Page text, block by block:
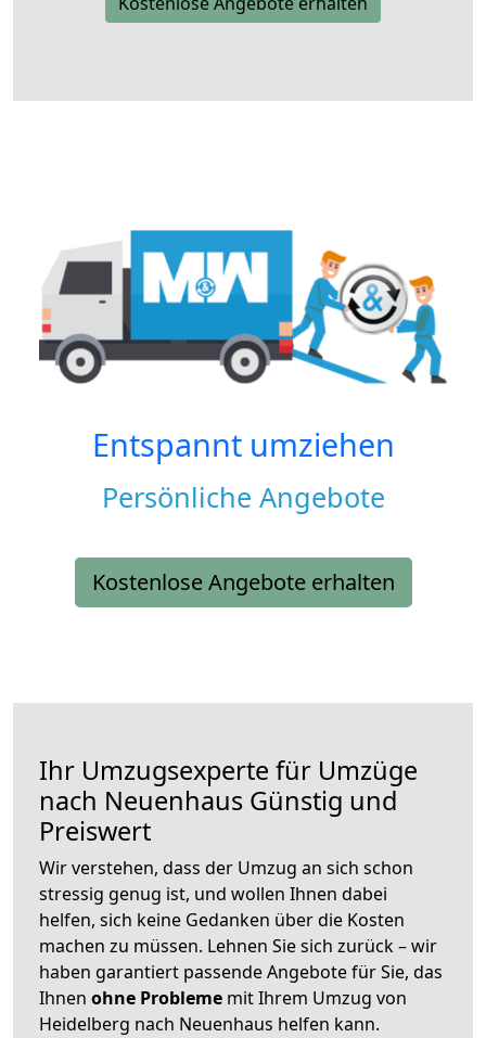
Entspannt umziehen
Persönliche Angebote
Kostenlose Angebote erhalten
Ihr Umzugsexperte für Umzüge
nach Neuenhaus Günstig und
Preiswert
Wir verstehen, dass der Umzug an sich schon
stressig genug ist, und wollen Ihnen dabei
helfen, sich keine Gedanken über die Kosten
machen zu müssen. Lehnen Sie sich zurück – wir
haben garantiert passende Angebote für Sie, das
Ihnen ohne Probleme mit Ihrem Umzug von
Heidelberg nach Neuenhaus helfen kann.